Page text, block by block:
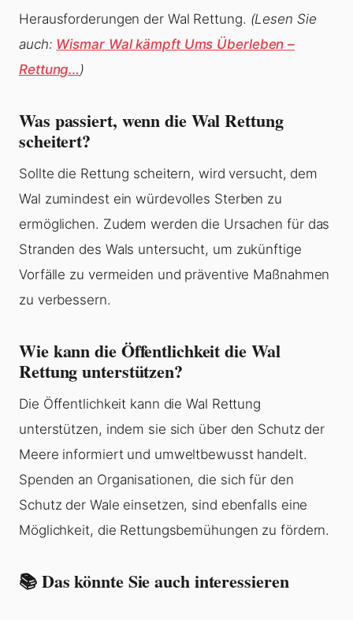
Herausforderungen der Wal Rettung. (Lesen Sie
auch: Wismar Wal kämpft Ums Überleben –
Rettung… )
Was passiert, wenn die Wal Rettung
scheitert?
Sollte die Rettung scheitern, wird versucht, dem
Wal zumindest ein würdevolles Sterben zu
ermöglichen. Zudem werden die Ursachen für das
Stranden des Wals untersucht, um zukünftige
Vorfälle zu vermeiden und präventive Maßnahmen
zu verbessern.
Wie kann die Öffentlichkeit die Wal
Rettung unterstützen?
Die Öffentlichkeit kann die Wal Rettung
unterstützen, indem sie sich über den Schutz der
Meere informiert und umweltbewusst handelt.
Spenden an Organisationen, die sich für den
Schutz der Wale einsetzen, sind ebenfalls eine
Möglichkeit, die Rettungsbemühungen zu fördern.
📚 Das könnte Sie auch interessieren